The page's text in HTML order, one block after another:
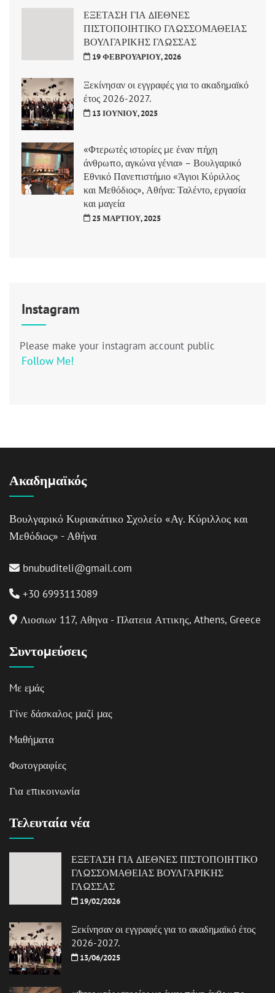
ΕΞΕΤΑΣΗ ΓΙΑ ΔΙΕΘΝΕΣ
ΠΙΣΤΟΠΟΙΗΤΙΚΟ ΓΛΩΣΣΟΜΑΘΕΙΑΣ
ΒΟΥΛΓΑΡΙΚΗΣ ΓΛΩΣΣΑΣ
19 ΦΕΒΡΟΥΑΡΊΟΥ, 2026
Ξεκίνησαν οι εγγραφές για το ακαδημαϊκό
έτος 2026-2027.
13 ΙΟΥΝΊΟΥ, 2025
«Φτερωτές ιστορίες με έναν πήχη
άνθρωπο, αγκώνα γένια» – Βουλγαρικό
Εθνικό Πανεπιστήμιο «Άγιοι Κύριλλος
και Μεθόδιος», Αθήνα: Ταλέντο, εργασία
και μαγεία
25 ΜΑΡΤΊΟΥ, 2025
Instagram
Please make your instagram account public
Follow Me!
Ακαδημαϊκός
Βουλγαρικό Κυριακάτικο Σχολείο «Αγ. Κύριλλος και
Μεθόδιος» - Αθήνα
bnubuditeli@gmail.com
+30 6993113089
Λιοσιων 117, Αθηνα - Πλατεια Αττικης, Athens, Greece
Συντομεύσεις
Mε εμάς
Γίνε δάσκαλος μαζί μας
Mαθήματα
Φωτογραφίες
Για επικοινωνία
Τελευταία νέα
ΕΞΕΤΑΣΗ ΓΙΑ ΔΙΕΘΝΕΣ ΠΙΣΤΟΠΟΙΗΤΙΚΟ
ΓΛΩΣΣΟΜΑΘΕΙΑΣ ΒΟΥΛΓΑΡΙΚΗΣ
ΓΛΩΣΣΑΣ
19/02/2026
Ξεκίνησαν οι εγγραφές για το ακαδημαϊκό έτος
2026-2027.
13/06/2025